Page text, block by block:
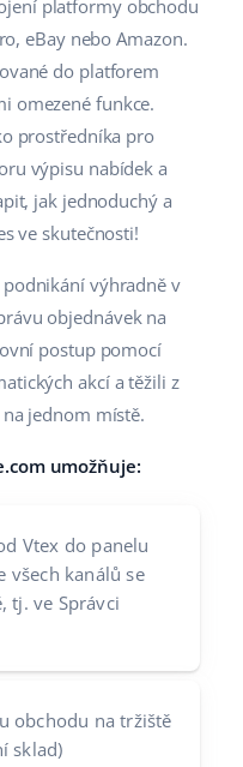
platformy obchodu
eBay nebo Amazon.
do platforem
omezené funkce.
prostředníka pro
výpisu nabídek a
jak jednoduchý a
ve skutečnosti!
výhradně v
objednávek na
postup pomocí
akcí a těžili z
jednom místě.
umožňuje:
Vtex do panelu
všech kanálů se
tj. ve Správci
obchodu na tržiště
sklad)